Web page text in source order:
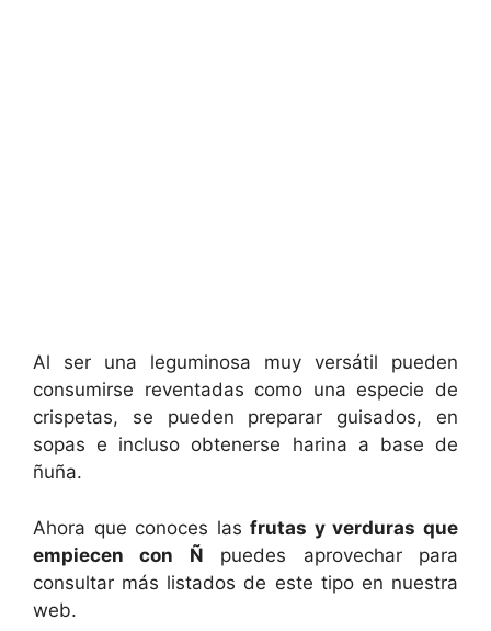
Al ser una leguminosa muy versátil pueden
consumirse reventadas como una especie de
crispetas, se pueden preparar guisados, en
sopas e incluso obtenerse harina a base de
ñuña.
Ahora que conoces lasfrutas y verduras que
empiecen con Ñ puedes aprovechar para
consultar más listados de este tipo en nuestra
web.